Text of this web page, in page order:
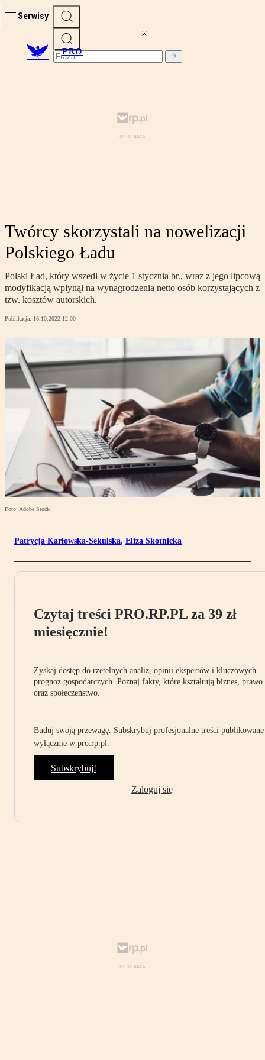
Serwisy
PRO
Twórcy skorzystali na nowelizacji
Polskiego Ładu
Polski Ład, który wszedł w życie 1 stycznia br., wraz z jego lipcową
modyfikacją wpłynął na wynagrodzenia netto osób korzystających z
tzw. kosztów autorskich.
Publikacja: 16.10.2022 12:00
Foto: Adobe Stock
Patrycja Karłowska-Sekulska, Eliza Skotnicka
Czytaj treści PRO.RP.PL za 39 zł
miesięcznie!
Zyskaj dostęp do rzetelnych analiz, opinii ekspertów i kluczowych
prognoz gospodarczych. Poznaj fakty, które kształtują biznes, prawo
oraz społeczeństwo.
Buduj swoją przewagę. Subskrybuj profesjonalne treści publikowane
wyłącznie w pro.rp.pl.
Subskrybuj!
Zaloguj się